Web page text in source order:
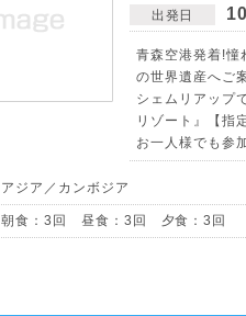
出発日
青森空港発着!憧
の世界遺産へご
シェムリアップ
リゾート』【指
お一人様でも参
アジア／カンボジア
朝食：3回 昼食：3回 夕食：3回